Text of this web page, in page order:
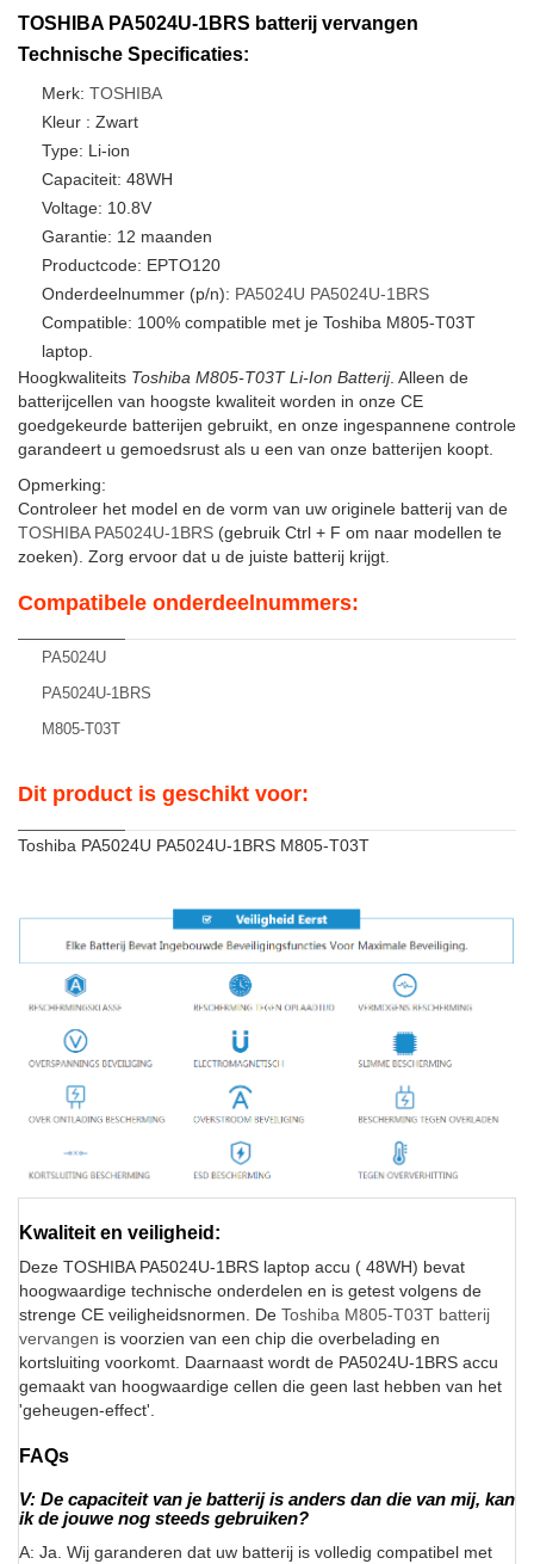
TOSHIBA PA5024U-1BRS batterij vervangen
Technische Specificaties:
Merk: TOSHIBA
Kleur : Zwart
Type: Li-ion
Capaciteit: 48WH
Voltage: 10.8V
Garantie: 12 maanden
Productcode: EPTO120
Onderdeelnummer (p/n): PA5024U PA5024U-1BRS
Compatible: 100% compatible met je Toshiba M805-T03T
laptop.
Hoogkwaliteits Toshiba M805-T03T Li-Ion Batterij. Alleen de
batterijcellen van hoogste kwaliteit worden in onze CE
goedgekeurde batterijen gebruikt, en onze ingespannene controle
garandeert u gemoedsrust als u een van onze batterijen koopt.
Opmerking:
Controleer het model en de vorm van uw originele batterij van de
TOSHIBA PA5024U-1BRS (gebruik Ctrl + F om naar modellen te
zoeken). Zorg ervoor dat u de juiste batterij krijgt.
Compatibele onderdeelnummers:
PA5024U
PA5024U-1BRS
M805-T03T
Dit product is geschikt voor:
Toshiba PA5024U PA5024U-1BRS M805-T03T
Kwaliteit en veiligheid:
Deze TOSHIBA PA5024U-1BRS laptop accu ( 48WH) bevat
hoogwaardige technische onderdelen en is getest volgens de
strenge CE veiligheidsnormen. De Toshiba M805-T03T batterij
vervangen is voorzien van een chip die overbelading en
kortsluiting voorkomt. Daarnaast wordt de PA5024U-1BRS accu
gemaakt van hoogwaardige cellen die geen last hebben van het
'geheugen-effect'.
FAQs
V: De capaciteit van je batterij is anders dan die van mij, kan
ik de jouwe nog steeds gebruiken?
A: Ja. Wij garanderen dat uw batterij is volledig compatibel met